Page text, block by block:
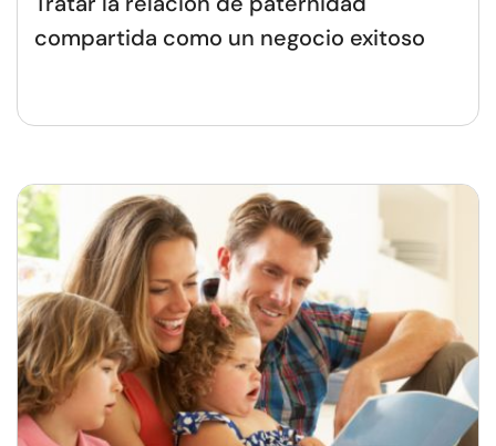
compartida como un negocio exitoso